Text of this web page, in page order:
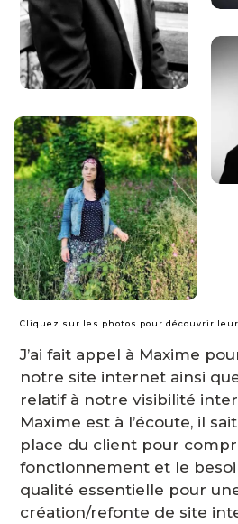
Cliquez sur les photos pour découvrir
J’ai fait appel à Maxime
notre site internet ainsi
relatif à notre visibilité
Maxime est à l’écoute, il
place du client pour
fonctionnement et le
qualité essentielle pour
création/refonte de site